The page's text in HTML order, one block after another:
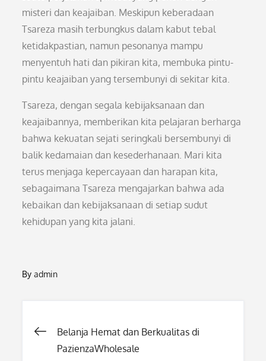
misteri dan keajaiban. Meskipun keberadaan
Tsareza masih terbungkus dalam kabut tebal
ketidakpastian, namun pesonanya mampu
menyentuh hati dan pikiran kita, membuka pintu-
pintu keajaiban yang tersembunyi di sekitar kita.
Tsareza, dengan segala kebijaksanaan dan
keajaibannya, memberikan kita pelajaran berharga
bahwa kekuatan sejati seringkali bersembunyi di
balik kedamaian dan kesederhanaan. Mari kita
terus menjaga kepercayaan dan harapan kita,
sebagaimana Tsareza mengajarkan bahwa ada
kebaikan dan kebijaksanaan di setiap sudut
kehidupan yang kita jalani.
Byadmin
Post
Belanja Hemat dan Berkualitas di
PazienzaWholesale